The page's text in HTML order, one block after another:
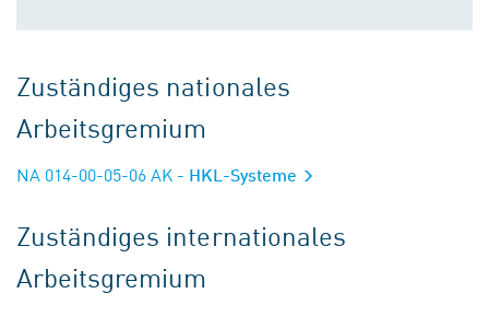
Zuständiges nationales
Arbeitsgremium
NA 014-00-05-06 AK - HKL-Systeme
Zuständiges internationales
Arbeitsgremium